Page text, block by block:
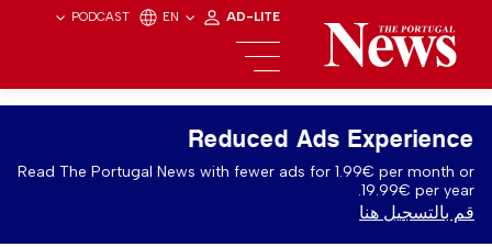
PODCAST EN AD-LITE
Reduced Ads Experience
Read The Portugal News with fewer ads for 1.99€ per month or
19.99€ per year.
قم بالتسجيل هنا